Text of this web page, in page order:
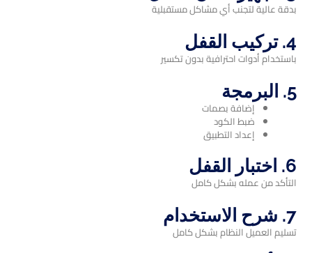
بدقة عالية لتجنب أي مشاكل مستقبلية
4. تركيب القفل
باستخدام أدوات احترافية بدون تكسير
5. البرمجة
إضافة بصمات
ضبط الكود
إعداد التطبيق
6. اختبار القفل
التأكد من عمله بشكل كامل
7. شرح الاستخدام
تسليم العميل النظام بشكل كامل